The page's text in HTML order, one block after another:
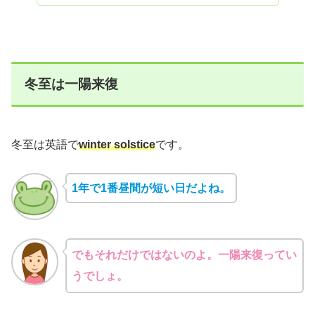
冬至は一陽来復
冬至は英語でwinter solsticeです。
1年で1番昼間が短い日だよね。
でもそれだけではないのよ。一陽来復ってい
うでしょ。